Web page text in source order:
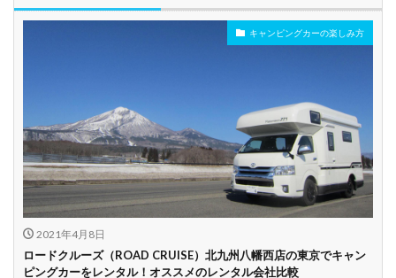
駅配車あり 多言語対応 年末年始営業
配車サービスあり
マイカー預かりあ
り
カード支払い可
ビジネス利用 カップル向き ファミリー向き
キャンピングカーの楽しみ方
2021年4月8日
ロードクルーズ（ROAD CRUISE）北九州八幡西店の東京でキャン
ピングカーをレンタル！オススメのレンタル会社比較